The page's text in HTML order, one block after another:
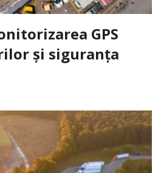
GPS
și siguranța